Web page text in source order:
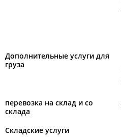
Дополнительные услуги для
груза
перевозка на склад и со
склада
Складские услуги